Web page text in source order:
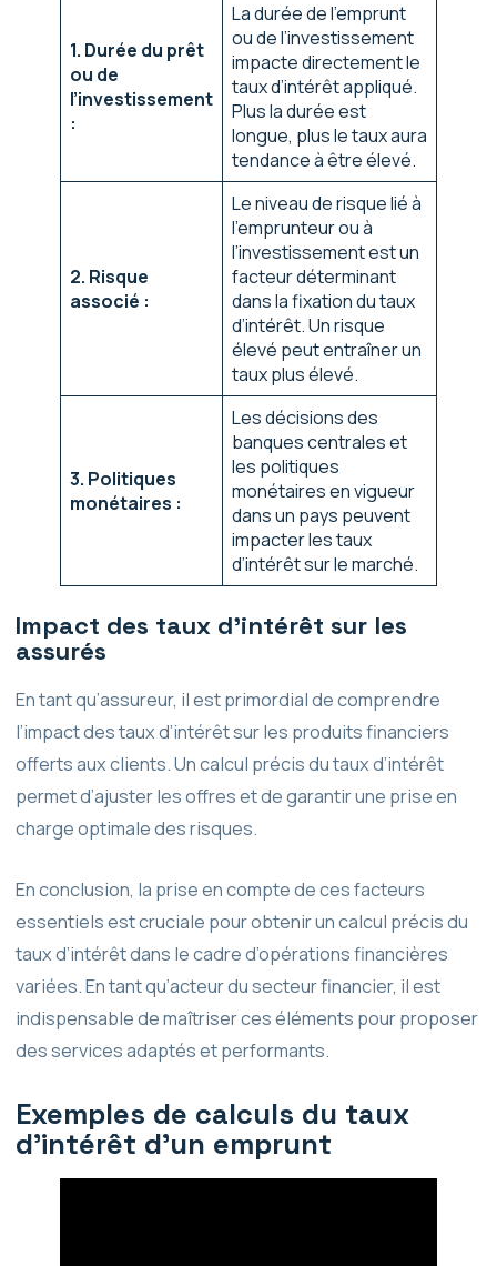
1. Durée du prêt
ou de
l’investissement
:
La durée de l’emprunt
ou de l’investissement
impacte directement le
taux d’intérêt appliqué.
Plus la durée est
longue, plus le taux aura
tendance à être élevé.
2. Risque
associé :
Le niveau de risque lié à
l’emprunteur ou à
l’investissement est un
facteur déterminant
dans la fixation du taux
d’intérêt. Un risque
élevé peut entraîner un
taux plus élevé.
3. Politiques
monétaires :
Les décisions des
banques centrales et
les politiques
monétaires en vigueur
dans un pays peuvent
impacter les taux
d’intérêt sur le marché.
Impact des taux d’intérêt sur les
assurés
En tant qu’assureur, il est primordial de comprendre
l’impact des taux d’intérêt sur les produits financiers
offerts aux clients. Un calcul précis du taux d’intérêt
permet d’ajuster les offres et de garantir une prise en
charge optimale des risques.
En conclusion, la prise en compte de ces facteurs
essentiels est cruciale pour obtenir un calcul précis du
taux d’intérêt dans le cadre d’opérations financières
variées. En tant qu’acteur du secteur financier, il est
indispensable de maîtriser ces éléments pour proposer
des services adaptés et performants.
Exemples de calculs du taux
d’intérêt d’un emprunt